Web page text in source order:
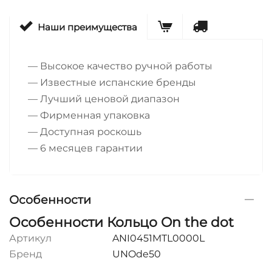
Наши преимущества
— Высокое качество ручной работы
— Известные испанские бренды
— Лучший ценовой диапазон
— Фирменная упаковка
— Доступная роскошь
— 6 месяцев гарантии
Особенности
Особенности Кольцо On the dot
Артикул
ANI0451MTL0000L
Бренд
UNOde50